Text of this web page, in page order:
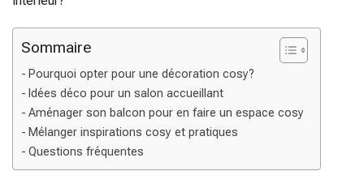
Sommaire
Pourquoi opter pour une décoration cosy?
Idées déco pour un salon accueillant
Aménager son balcon pour en faire un espace cosy
Mélanger inspirations cosy et pratiques
Questions fréquentes